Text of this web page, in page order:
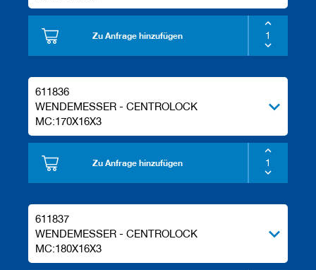
Zu Anfrage hinzufügen
611836
WENDEMESSER - CENTROLOCK
MC:170X16X3
Zu Anfrage hinzufügen
611837
WENDEMESSER - CENTROLOCK
MC:180X16X3